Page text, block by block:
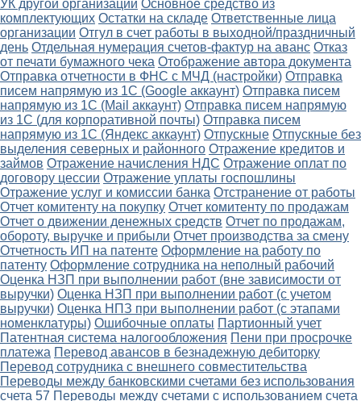
УК другой организации Основное средство из
комплектующих Остатки на складе Ответственные лица
организации Отгул в счет работы в выходной/праздничный
день Отдельная нумерация счетов-фактур на аванс Отказ
от печати бумажного чека Отображение автора документа
Отправка отчетности в ФНС с МЧД (настройки) Отправка
писем напрямую из 1С (Google аккаунт) Отправка писем
напрямую из 1С (Mail аккаунт) Отправка писем напрямую
из 1С (для корпоративной почты) Отправка писем
напрямую из 1С (Яндекс аккаунт) Отпускные Отпускные без
выделения северных и районного Отражение кредитов и
займов Отражение начисления НДС Отражение оплат по
договору цессии Отражение уплаты госпошлины
Отражение услуг и комиссии банка Отстранение от работы
Отчет комитенту на покупку Отчет комитенту по продажам
Отчет о движении денежных средств Отчет по продажам,
обороту, выручке и прибыли Отчет производства за смену
Отчетность ИП на патенте Оформление на работу по
патенту Оформление сотрудника на неполный рабочий
Оценка НЗП при выполнении работ (вне зависимости от
выручки) Оценка НЗП при выполнении работ (с учетом
выручки) Оценка НПЗ при выполнении работ (с этапами
номенклатуры) Ошибочные оплаты Партионный учет
Патентная система налогообложения Пени при просрочке
платежа Перевод авансов в безнадежную дебиторку
Перевод сотрудника с внешнего совместительства
Переводы между банковскими счетами без использования
счета 57 Переводы между счетами с использованием счета